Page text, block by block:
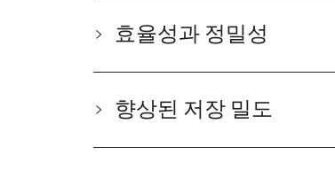
효율성과 정밀성
향상된 저장 밀도